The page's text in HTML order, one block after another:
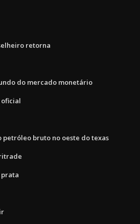
retorna
do mercado monetário
oficial
bruto no oeste do texas